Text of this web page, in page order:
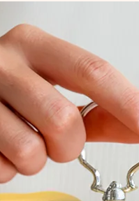
Google Reviews.
– med hennes namn, ditt